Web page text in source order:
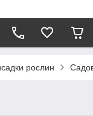
рослин